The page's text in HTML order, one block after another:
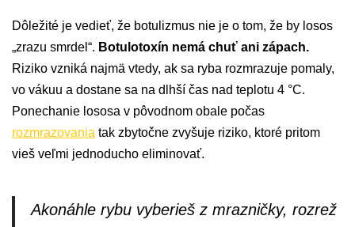
Dôležité je vedieť, že botulizmus nie je o tom, že by losos
„zrazu smrdel“. Botulotoxín nemá chuť ani zápach.
Riziko vzniká najmä vtedy, ak sa ryba rozmrazuje pomaly,
vo vákuu a dostane sa na dlhší čas nad teplotu 4 °C.
Ponechanie lososa v pôvodnom obale počas
rozmrazovania tak zbytočne zvyšuje riziko, ktoré pritom
vieš veľmi jednoducho eliminovať.
Akonáhle rybu vyberieš z mrazničky, rozrež